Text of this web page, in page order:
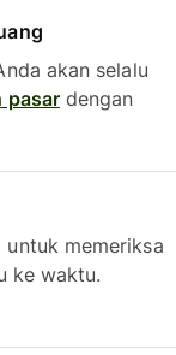
akan selalu
pasardengan
memeriksa
ke waktu.